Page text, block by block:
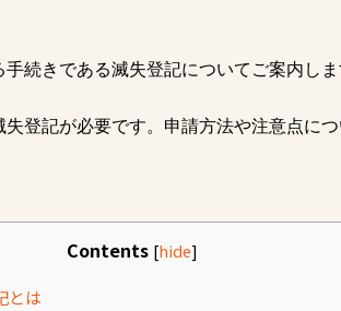
続きである滅失登記についてご案内しま
登記が必要です。申請方法や注意点につ
Contents [hide]
とは